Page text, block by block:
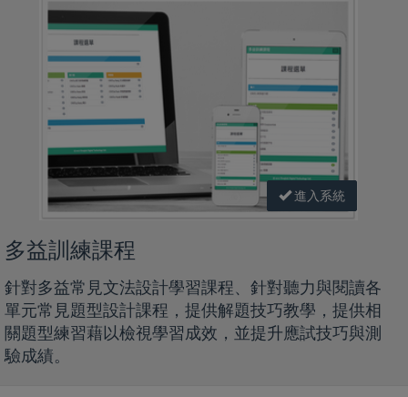
進入系統
多益訓練課程
針對多益常見文法設計學習課程、針對聽力與閱讀各
單元常見題型設計課程，提供解題技巧教學，提供相
關題型練習藉以檢視學習成效，並提升應試技巧與測
驗成績。